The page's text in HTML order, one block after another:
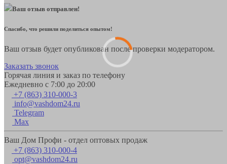
Ваш отзыв отправлен!
Спасибо, что решили поделиться опытом!
Ваш отзыв будет опубликован после проверки модератором.
Заказать звонок
Горячая линия и заказ по телефону
Ежедневно с 7:00 до 20:00
+7 (863) 310-000-3
info@vashdom24.ru
Telegram
Max
Ваш Дом Профи - отдел оптовых продаж
+7 (863) 310-000-4
opt@vashdom24.ru